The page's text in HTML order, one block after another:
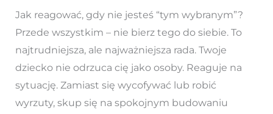
Jak reagować, gdy nie jesteś “tym wybranym”?
Przede wszystkim – nie bierz tego do siebie. To
najtrudniejsza, ale najważniejsza rada. Twoje
dziecko nie odrzuca cię jako osoby. Reaguje na
sytuację. Zamiast się wycofywać lub robić
wyrzuty, skup się na spokojnym budowaniu